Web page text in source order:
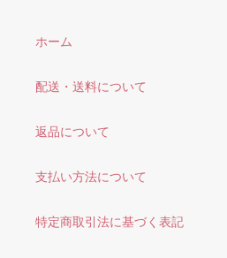
ホーム
配送・送料について
返品について
支払い方法について
特定商取引法に基づく表記